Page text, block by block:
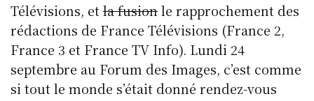
Télévisions, etla fusionle rapprochement des
rédactions de France Télévisions (France 2,
France 3 et France TV Info). Lundi 24
septembre au Forum des Images, c’est comme
si tout le monde s’était donné rendez-vous